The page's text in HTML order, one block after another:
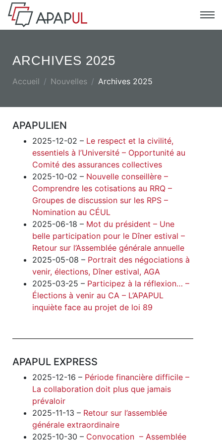
ARCHIVES 2025
Accueil Nouvelles Archives 2025
APAPULIEN
2025-12-02 – Le respect et la civilité,
essentiels à l’Université – Opportunité au
Comité des assurances collectives
2025-10-02 – Nouvelle conseillère –
Comprendre les cotisations au RRQ –
Groupes de discussion sur les RPS –
Nomination au CÉUL
2025-06-18 – Mot du président – Une
belle participation pour le Dîner estival –
Retour sur l’Assemblée générale annuelle
2025-05-08 – Portrait des négociations à
venir, élections, Dîner estival, AGA
2025-03-25 – Participez à la réflexion… –
Élections à venir au CA – L’APAPUL
inquiète face au projet de loi 89
APAPUL EXPRESS
2025-12-16 – Période financière difficile –
La collaboration doit plus que jamais
prévaloir
2025-11-13 – Retour sur l’assemblée
générale extraordinaire
2025-10-30 – Convocation – Assemblée